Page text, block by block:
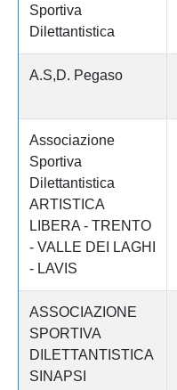
Sportiva
Dilettantistica
A.S,D. Pegaso
Associazione
Sportiva
Dilettantistica
ARTISTICA
LIBERA - TRENTO
- VALLE DEI LAGHI
- LAVIS
ASSOCIAZIONE
SPORTIVA
DILETTANTISTICA
SINAPSI